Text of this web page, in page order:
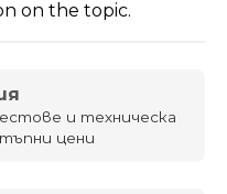
on the topic.
и техническа
цени